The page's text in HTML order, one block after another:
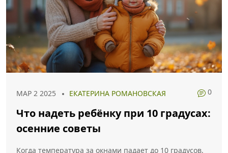
МАР 2 2025 ЕКАТЕРИНА РОМАНОВСКАЯ 0
Что надеть ребёнку при 10 градусах:
осенние советы
Когда температура за окнами падает до 10 градусов,